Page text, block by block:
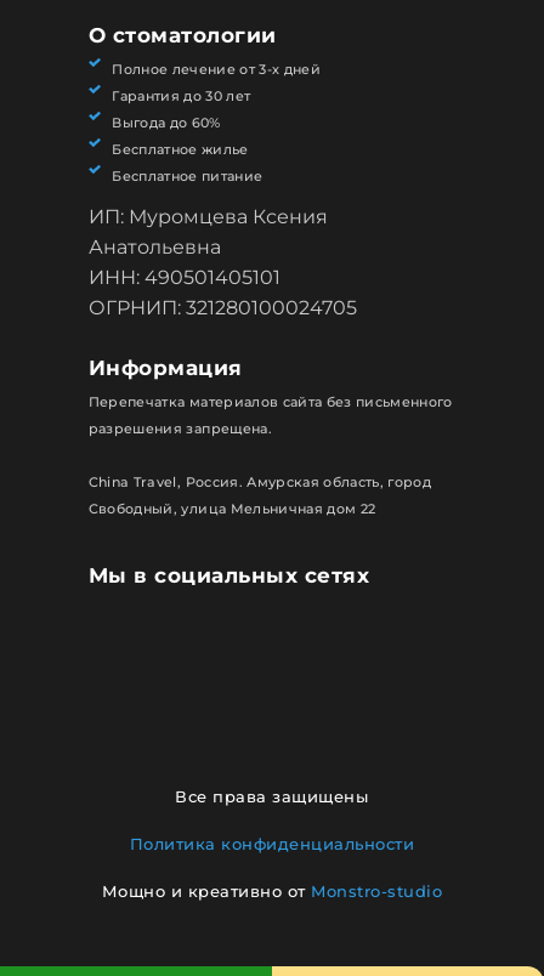
Мы в социальных сетях
О стоматологии
Полное лечение от 3-х дней
Гарантия до 30 лет
Выгода до 60%
Бесплатное жилье
Бесплатное питание
ИП: Муромцева Ксения
Анатольевна
ИНН: 490501405101
ОГРНИП: 321280100024705
Информация
Перепечатка материалов сайта без письменного
разрешения запрещена.
China Travel, Россия. Амурская область, город
Свободный, улица Мельничная дом 22
Все права защищены
Политика конфиденциальности
Мощно и креативно от Monstro-studio